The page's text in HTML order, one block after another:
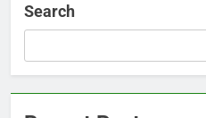
Search